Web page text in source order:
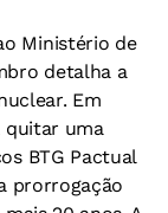
Ministério de
detalha a
Em
quitar uma
BTG Pactual
prorrogação